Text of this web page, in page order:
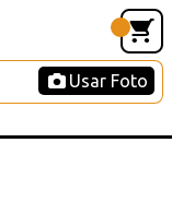
Usar Foto